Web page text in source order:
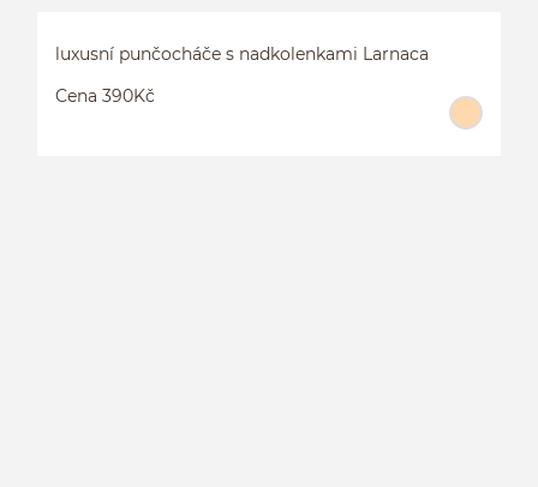
luxusní punčocháče s nadkolenkami Larnaca
Cena 390Kč